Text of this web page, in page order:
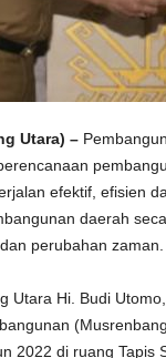
Utara) –
efektif, efisien
daerah
perubahan zaman.
Utara Hi. Budi
2022 di ruang Tapis